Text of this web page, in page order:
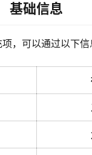
基础信息
，可以通过以下信